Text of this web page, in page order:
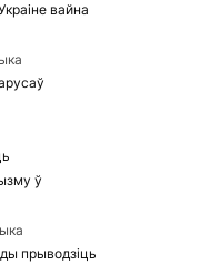
вайна
ў
прыводзіць